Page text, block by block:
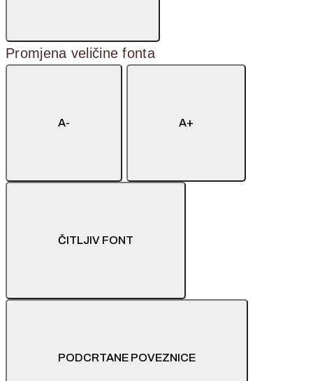
Promjena veličine fonta
A- A+
ČITLJIV FONT
PODCRTANE POVEZNICE